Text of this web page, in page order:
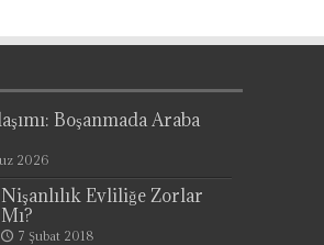
Boşanmada Araba
2026
Nişanlılık Evliliğe Zorlar
Mı?
7 Şubat 2018